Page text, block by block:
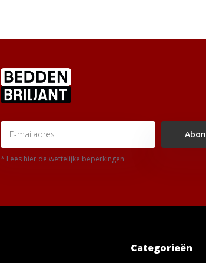
* Lees hier de wettelijke beperkingen
Categorieën